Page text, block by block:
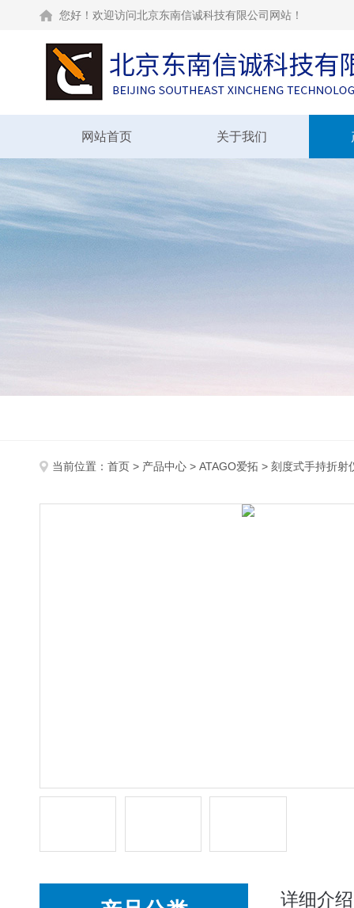
您好！欢迎访问北京东南信诚科技有限公司网站！
网站首页 关于我们
当前位置： 首页 > 产品中心 > ATAGO爱拓 > 刻度式手持折射
详细介绍